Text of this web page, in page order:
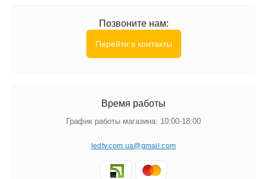
Позвоните нам:
Перейти в контакты
Время работы
График работы магазина: 10:00-18:00
ledtv.com.ua@gmail.com